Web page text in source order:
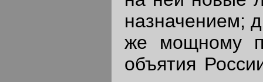
назначением;
же мощному
объятия